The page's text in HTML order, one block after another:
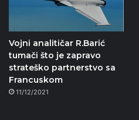
Vojni analitičar R.Barić
tumači što je zapravo
strateško partnerstvo sa
Francuskom
11/12/2021